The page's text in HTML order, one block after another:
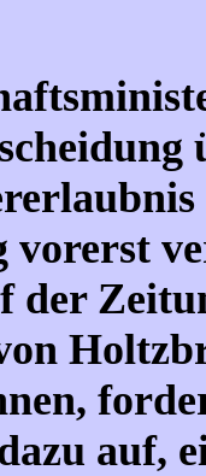
vorerst
der
auf,